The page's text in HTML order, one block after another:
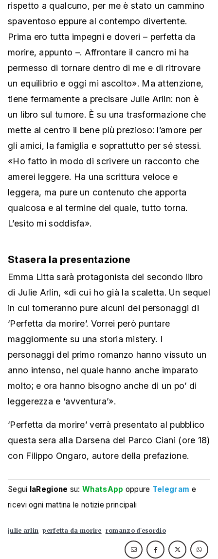
rispetto a qualcuno, per me è stato un cammino
spaventoso eppure al contempo divertente.
Prima ero tutta impegni e doveri – perfetta da
morire, appunto –. Affrontare il cancro mi ha
permesso di tornare dentro di me e di ritrovare
un equilibrio e oggi mi ascolto». Ma attenzione,
tiene fermamente a precisare Julie Arlin: non è
un libro sul tumore. È su una trasformazione che
mette al centro il bene più prezioso: l’amore per
gli amici, la famiglia e soprattutto per sé stessi.
«Ho fatto in modo di scrivere un racconto che
amerei leggere. Ha una scrittura veloce e
leggera, ma pure un contenuto che apporta
qualcosa e al termine del quale, tutto torna.
L’esito mi soddisfa».
Stasera la presentazione
Emma Litta sarà protagonista del secondo libro
di Julie Arlin, «di cui ho già la scaletta. Un sequel
in cui torneranno pure alcuni dei personaggi di
‘Perfetta da morire’. Vorrei però puntare
maggiormente su una storia mistery. I
personaggi del primo romanzo hanno vissuto un
anno intenso, nel quale hanno anche imparato
molto; e ora hanno bisogno anche di un po’ di
leggerezza e ‘avventura’».
‘Perfetta da morire’ verrà presentato al pubblico
questa sera alla Darsena del Parco Ciani (ore 18)
con Filippo Ongaro, autore della prefazione.
Segui laRegione su:WhatsApp oppure Telegram e
ricevi ogni mattina le notizie principali
julie arlin perfetta da morire romanzo d'esordio